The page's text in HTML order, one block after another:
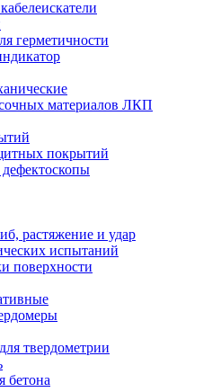
герметичности
материалов ЛКП
покрытий
растяжение и удар
испытаний
поверхности
твердометрии
бетона